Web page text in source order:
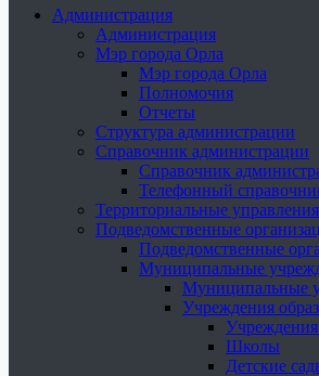
Администрация
Администрация
Мэр города Орла
Мэр города Орла
Полномочия
Отчеты
Структура администрации
Справочник администрации
Справочник
Телефонный
Территориальные управления
Подведомственные
Подведомственные
Муниципальные
Муниципальные
Учреждения
Учреждения
Школы
Детские